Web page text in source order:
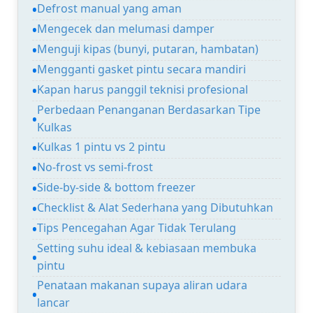
Defrost manual yang aman
Mengecek dan melumasi damper
Menguji kipas (bunyi, putaran, hambatan)
Mengganti gasket pintu secara mandiri
Kapan harus panggil teknisi profesional
Perbedaan Penanganan Berdasarkan Tipe
Kulkas
Kulkas 1 pintu vs 2 pintu
No-frost vs semi-frost
Side-by-side & bottom freezer
Checklist & Alat Sederhana yang Dibutuhkan
Tips Pencegahan Agar Tidak Terulang
Setting suhu ideal & kebiasaan membuka
pintu
Penataan makanan supaya aliran udara
lancar